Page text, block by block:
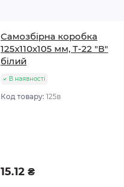
Самозбірна коробка
125х110х105 мм, Т-22 "В"
білий
В наявності
Код товару: 125в
15.12 ₴